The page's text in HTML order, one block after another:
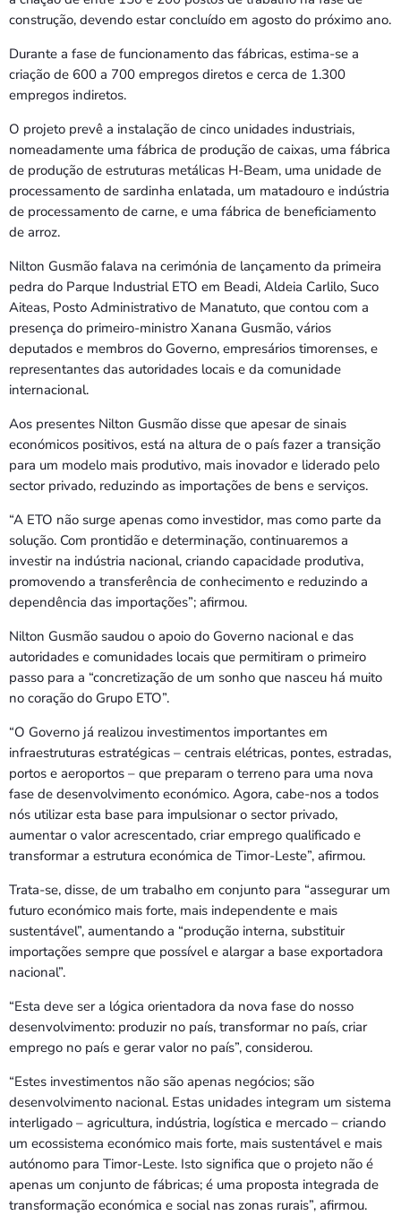
construção, devendo estar concluído em agosto do próximo ano.
Durante a fase de funcionamento das fábricas, estima-se a
criação de 600 a 700 empregos diretos e cerca de 1.300
empregos indiretos.
O projeto prevê a instalação de cinco unidades industriais,
nomeadamente uma fábrica de produção de caixas, uma fábrica
de produção de estruturas metálicas H-Beam, uma unidade de
processamento de sardinha enlatada, um matadouro e indústria
de processamento de carne, e uma fábrica de beneficiamento
de arroz.
Nilton Gusmão falava na cerimónia de lançamento da primeira
pedra do Parque Industrial ETO em Beadi, Aldeia Carlilo, Suco
Aiteas, Posto Administrativo de Manatuto, que contou com a
presença do primeiro-ministro Xanana Gusmão, vários
deputados e membros do Governo, empresários timorenses, e
representantes das autoridades locais e da comunidade
internacional.
Aos presentes Nilton Gusmão disse que apesar de sinais
económicos positivos, está na altura de o país fazer a transição
para um modelo mais produtivo, mais inovador e liderado pelo
sector privado, reduzindo as importações de bens e serviços.
“A ETO não surge apenas como investidor, mas como parte da
solução. Com prontidão e determinação, continuaremos a
investir na indústria nacional, criando capacidade produtiva,
promovendo a transferência de conhecimento e reduzindo a
dependência das importações”; afirmou.
Nilton Gusmão saudou o apoio do Governo nacional e das
autoridades e comunidades locais que permitiram o primeiro
passo para a “concretização de um sonho que nasceu há muito
no coração do Grupo ETO”.
“O Governo já realizou investimentos importantes em
infraestruturas estratégicas – centrais elétricas, pontes, estradas,
portos e aeroportos – que preparam o terreno para uma nova
fase de desenvolvimento económico. Agora, cabe-nos a todos
nós utilizar esta base para impulsionar o sector privado,
aumentar o valor acrescentado, criar emprego qualificado e
transformar a estrutura económica de Timor-Leste”, afirmou.
Trata-se, disse, de um trabalho em conjunto para “assegurar um
futuro económico mais forte, mais independente e mais
sustentável”, aumentando a “produção interna, substituir
importações sempre que possível e alargar a base exportadora
nacional”.
“Esta deve ser a lógica orientadora da nova fase do nosso
desenvolvimento: produzir no país, transformar no país, criar
emprego no país e gerar valor no país”, considerou.
“Estes investimentos não são apenas negócios; são
desenvolvimento nacional. Estas unidades integram um sistema
interligado – agricultura, indústria, logística e mercado – criando
um ecossistema económico mais forte, mais sustentável e mais
autónomo para Timor-Leste. Isto significa que o projeto não é
apenas um conjunto de fábricas; é uma proposta integrada de
transformação económica e social nas zonas rurais”, afirmou.